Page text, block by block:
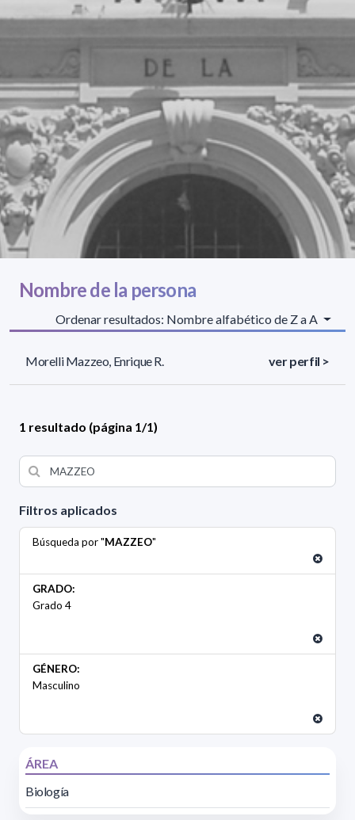
Filtros aplicados
Búsqueda por "MAZZEO"
GRADO:
Grado 4
GÉNERO:
Masculino
ÁREA
Biología
Nombre de la persona
Ordenar resultados: Nombre alfabético de Z a A
Morelli Mazzeo, Enrique R. ver perfil >
1 resultado (página 1/1)